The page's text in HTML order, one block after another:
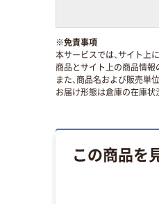
※免責事項
本サービスでは、サイト上
商品とサイト上の商品情報
また、商品名および販売単
お届け形態は倉庫の在庫状
この商品を